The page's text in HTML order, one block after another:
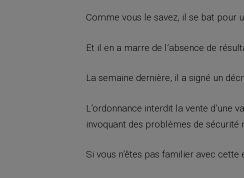
Comme vous le savez, il se bat pour
Et il en a marre de l’absence de
La semaine dernière, il a signé un
L’ordonnance interdit la vente
invoquant des problèmes de sécurité
Si vous n’êtes pas familier avec